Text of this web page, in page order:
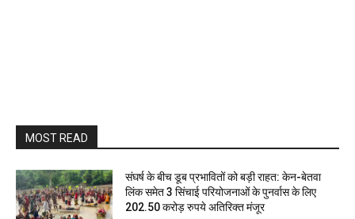
MOST READ
संघर्ष के बीच डूब प्रभावितों को बड़ी राहत: केन-बेतवा
लिंक समेत 3 सिंचाई परियोजनाओं के पुनर्वास के लिए
202.50 करोड़ रुपये अतिरिक्त मंजूर